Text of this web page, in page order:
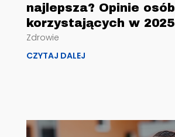
najlepsza? Opinie osób
korzystających w 2025
Zdrowie
CZYTAJ DALEJ